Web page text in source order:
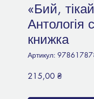
«Бий,
Антологія
книжка
Артикул:
215,00 ₴Ціна